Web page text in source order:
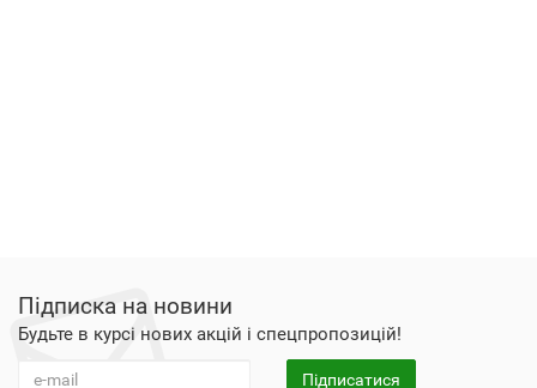
Підписка на новини
Будьте в курсі нових акцій і спецпропозицій!
Підписатися